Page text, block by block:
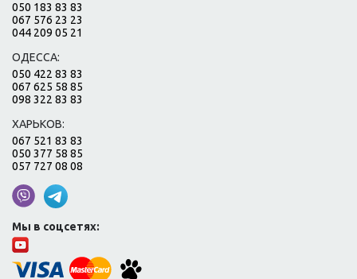
050 183 83 83
067 576 23 23
044 209 05 21
ОДЕССА:
050 422 83 83
067 625 58 85
098 322 83 83
ХАРЬКОВ:
067 521 83 83
050 377 58 85
057 727 08 08
Мы в соцсетях: